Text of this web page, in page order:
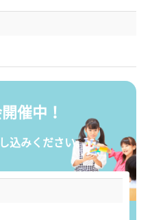
催中！
込みください。